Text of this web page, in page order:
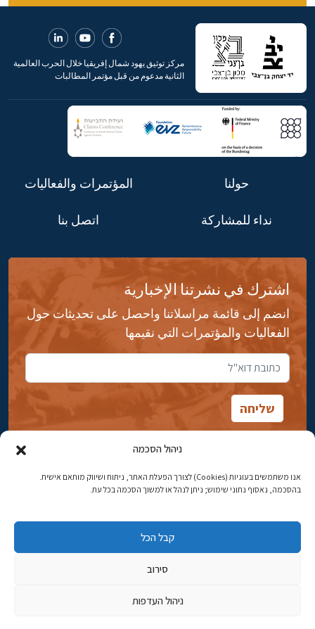
ניהול הסכמה
אנו משתמשים בעוגיות (Cookies) לצורך הפעלת האתר, ניתוח ושיווק מותאם אישית.
בהסכמה, נאסוף נתוני שימוש; ניתן לנהל או למשוך הסכמה בכל עת.
קבל הכל
סירוב
ניהול העדפות
مركز توثيق يهود شمال إفريقيا خلال الحرب العالمية
الثانية مدعوم من قبل مؤتمر المطالبات
حولنا المؤتمرات والفعاليات
نداء للمشاركة اتصل بنا
اشترك في نشرتنا الإخبارية
انضم إلى قائمة مراسلاتنا واحصل على تحديثات حول
الفعاليات والمؤتمرات التي نقيمها
شارع ابن جبيرول، رحافيا ١٤ أورشليم - القدس
البريد الإلكتروني:najww2@ybz.org.il